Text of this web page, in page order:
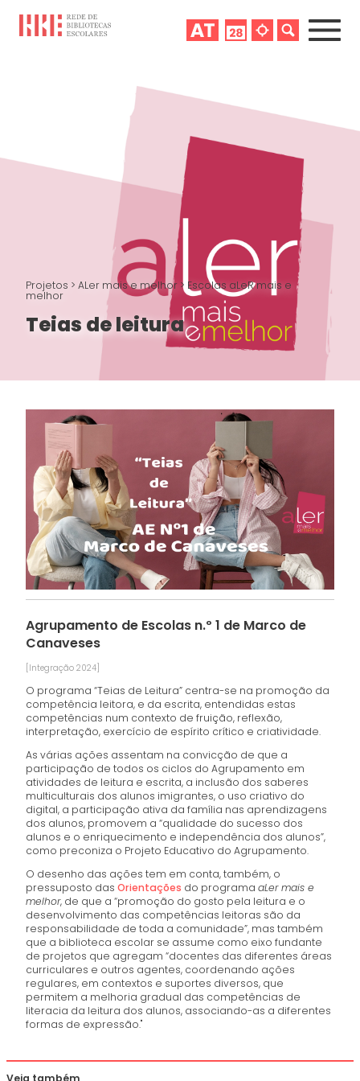
Projetos >ALer mais e melhor > Escolas aLeR mais e
melhor
Teias de leitura
Agrupamento de Escolas n.º 1 de Marco de
Canaveses
[Integração 2024]
O programa “Teias de Leitura” centra-se na promoção da
competência leitora, e da escrita, entendidas estas
competências num contexto de fruição, reflexão,
interpretação, exercício de espírito crítico e criatividade.
As várias ações assentam na convicção de que a
participação de todos os ciclos do Agrupamento em
atividades de leitura e escrita, a inclusão dos saberes
multiculturais dos alunos imigrantes, o uso criativo do
digital, a participação ativa da família nas aprendizagens
dos alunos, promovem a “qualidade do sucesso dos
alunos e o enriquecimento e independência dos alunos”,
como preconiza o Projeto Educativo do Agrupamento.
O desenho das ações tem em conta, também, o
pressuposto dasOrientações do programaaLer mais e
melhor, de que a “promoção do gosto pela leitura e o
desenvolvimento das competências leitoras são da
responsabilidade de toda a comunidade”, mas também
que a biblioteca escolar se assume como eixo fundante
de projetos que agregam “docentes das diferentes áreas
curriculares e outros agentes, coordenando ações
regulares, em contextos e suportes diversos, que
permitem a melhoria gradual das competências de
literacia da leitura dos alunos, associando-as a diferentes
formas de expressão."